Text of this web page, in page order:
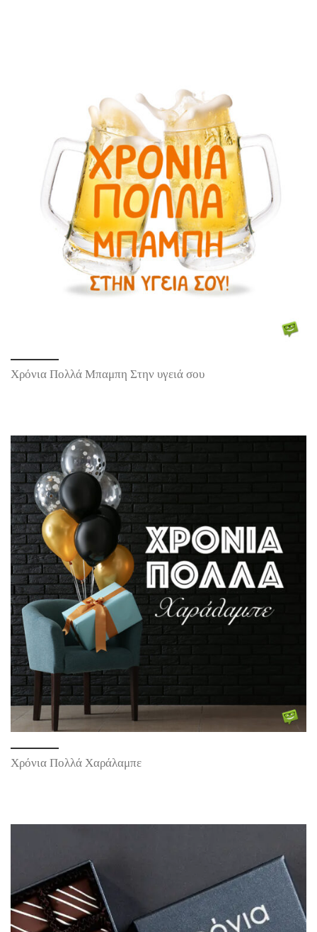
Χρόνια Πολλά Μπαμπη Στην υγειά σου
Χρόνια Πολλά Χαράλαμπε